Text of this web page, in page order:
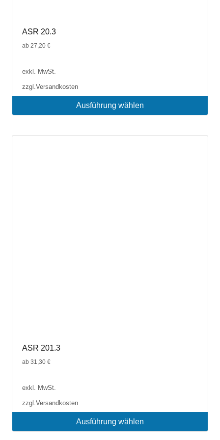
ASR 20.3
ab 27,20 €
exkl. MwSt.
zzgl.Versandkosten
Ausführung wählen
ASR 201.3
ab 31,30 €
exkl. MwSt.
zzgl.Versandkosten
Ausführung wählen